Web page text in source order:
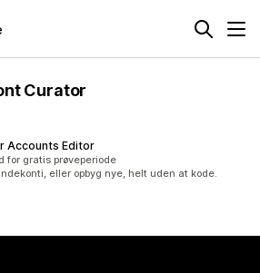
Curator
Accounts Editor
for gratis prøveperiode
eller opbyg nye, helt uden at kode.